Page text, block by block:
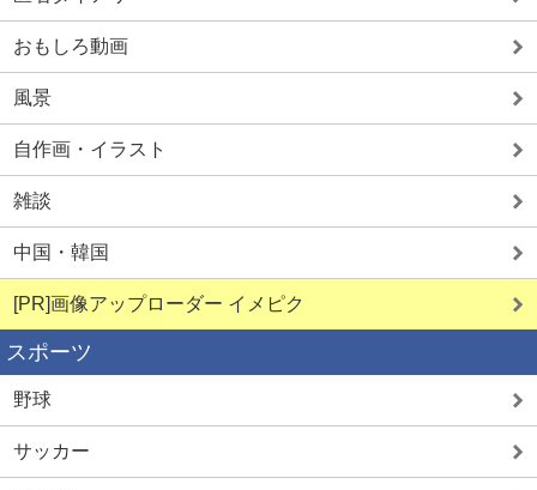
おもしろ動画
風景
自作画・イラスト
雑談
中国・韓国
[PR]画像アップローダー イメピク
スポーツ
野球
サッカー